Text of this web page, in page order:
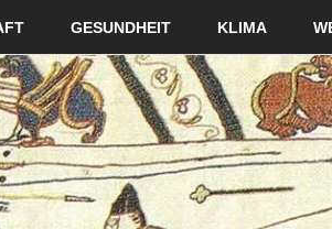
GESUNDHEIT KLIMA